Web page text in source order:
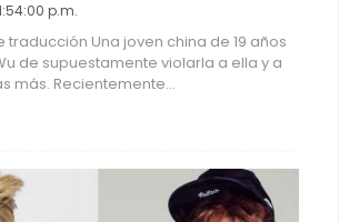
p.m.
traducción Una joven china de 19 años
de supuestamente violarla a ella y a
más. Recientemente...